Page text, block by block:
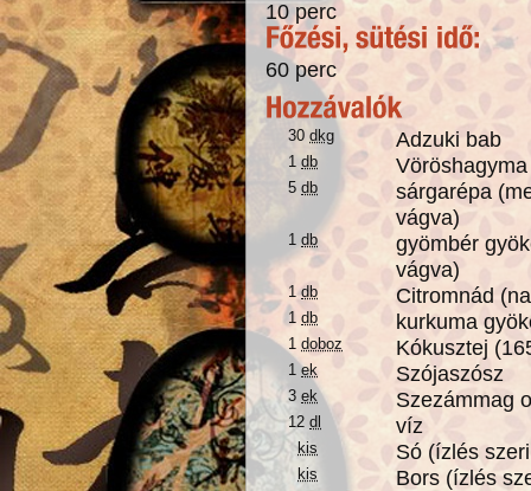
10 perc
60 perc
30dkg Adzuki bab
1db
5db
sárgarépa
vágva)
1db
gyömbér
vágva)
1db Citromnád
1db kurkuma
1doboz Kókusztej
1ek Szójaszósz
3ek Szezámmag
12dl víz
kis Só (ízlés
kis Bors (ízlés